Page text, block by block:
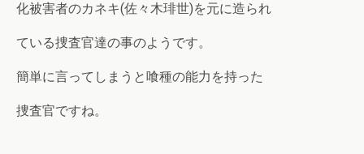
化被害者のカネキ(佐々木琲世)を元に造られ
ている捜査官達の事のようです。
簡単に言ってしまうと喰種の能力を持った
捜査官ですね。